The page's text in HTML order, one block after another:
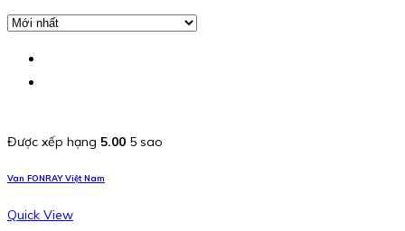
Được xếp hạng 5.00 5 sao
Van FONRAY Việt Nam
Quick View